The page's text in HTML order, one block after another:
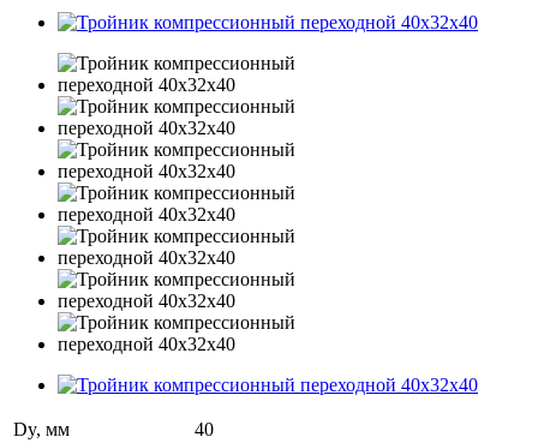
Dy, мм
40